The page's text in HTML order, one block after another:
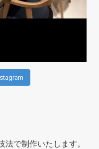
法で制作いたします。